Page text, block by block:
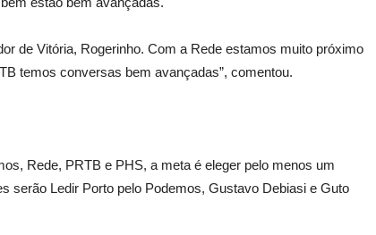
de Vitória, Rogerinho. Com a Rede estamos muito próximo
temos conversas bem avançadas”, comentou.
Rede, PRTB e PHS, a meta é eleger pelo menos um
serão Ledir Porto pelo Podemos, Gustavo Debiasi e Guto